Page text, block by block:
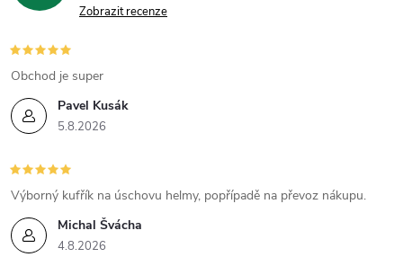
Zobrazit recenze
Pavel Kusák
5.8.2026
Obchod je super
Michal Švácha
4.8.2026
Výborný kufřík na úschovu helmy, popřípadě na převoz nákupu.